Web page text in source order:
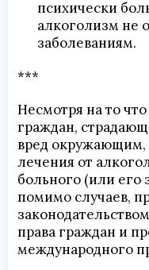
психически
алкоголизм не
заболеваниям.
***
Несмотря на то
граждан,
вред окружающим,
лечения от
больного (или его
помимо случаев,
права граждан и
международного